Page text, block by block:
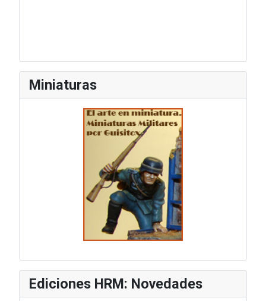
Miniaturas
Ediciones HRM: Novedades